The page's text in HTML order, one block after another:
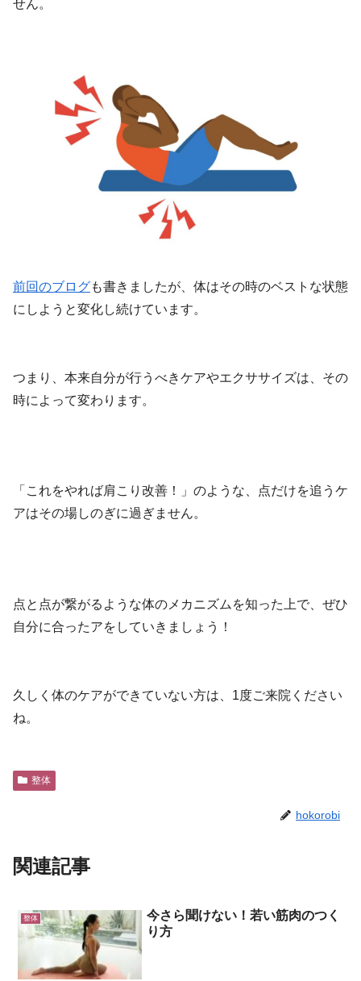
せん。
前回のブログも書きましたが、体はその時のベストな状態
にしようと変化し続けています。
つまり、本来自分が行うべきケアやエクササイズは、その
時によって変わります。
「これをやれば肩こり改善！」のような、点だけを追うケ
アはその場しのぎに過ぎません。
点と点が繋がるような体のメカニズムを知った上で、ぜひ
自分に合ったアをしていきましょう！
久しく体のケアができていない方は、1度ご来院ください
ね。
整体
hokorobi
関連記事
整体
今さら聞けない！若い筋肉のつく
り方